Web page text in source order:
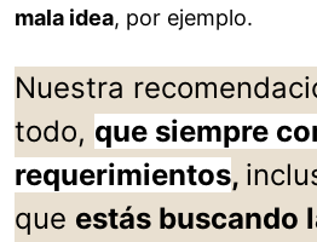
mala idea, por ejemplo.
Nuestra
todo, que siempre
requerimientos,
que estás buscando